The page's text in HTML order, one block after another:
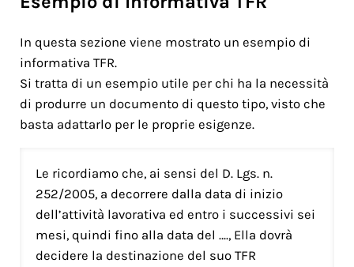
In questa sezione viene mostrato un esempio di
informativa TFR.
Si tratta di un esempio utile per chi ha la necessità
di produrre un documento di questo tipo, visto che
basta adattarlo per le proprie esigenze.
Le ricordiamo che, ai sensi del D. Lgs. n.
252/2005, a decorrere dalla data di inizio
dell’attività lavorativa ed entro i successivi sei
mesi, quindi fino alla data del …., Ella dovrà
decidere la destinazione del suo TFR